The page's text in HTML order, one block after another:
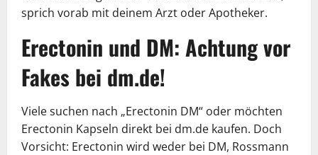
sprich vorab mit deinem Arzt oder Apotheker.
Erectonin und DM: Achtung vor
Fakes bei dm.de!
Viele suchen nach „Erectonin DM“ oder möchten
Erectonin Kapseln direkt bei dm.de kaufen. Doch
Vorsicht: Erectonin wird weder bei DM, Rossmann